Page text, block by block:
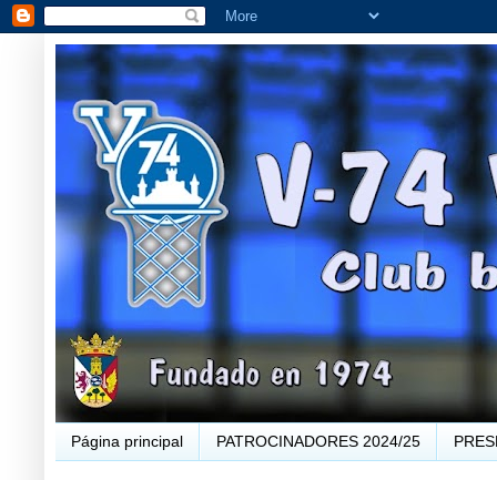
Página principal PATROCINADORES 2024/25